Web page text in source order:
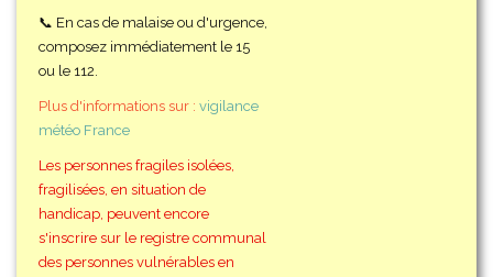
📞 En cas de malaise ou d'urgence,
composez immédiatement le 15
ou le 112.
Plus d'informations sur : vigilance
météo France
Les personnes fragiles isolées,
fragilisées, en situation de
handicap, peuvent encore
s'inscrire sur le registre communal
des personnes vulnérables en